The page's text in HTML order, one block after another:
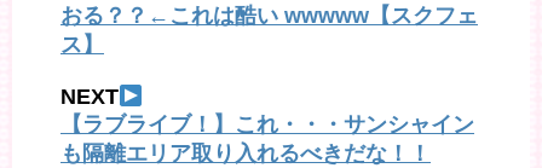
おる？？←これは酷い wwwww【スクフェ
ス】
NEXT
【ラブライブ！】これ・・・サンシャイン
も隔離エリア取り入れるべきだな！！